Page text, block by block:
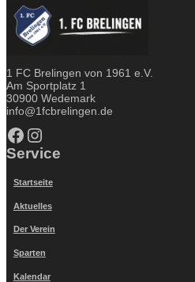
1 FC Brelingen von 1961 e.V.
Am Sportplatz 1
30900 Wedemark
info@1fcbrelingen.de
Facebook Instagram
Service
Startseite
Aktuelles
Der Verein
Sparten
Kalendar